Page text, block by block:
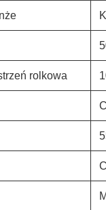
rolkowa